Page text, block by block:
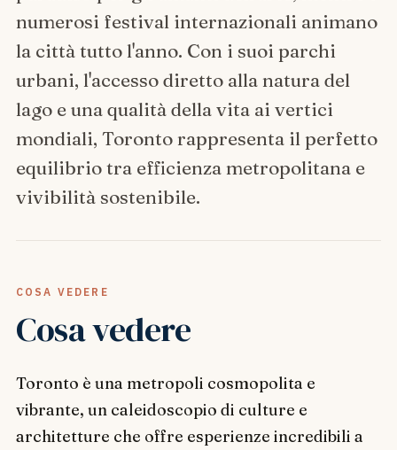
numerosi festival internazionali animano
la città tutto l'anno. Con i suoi parchi
urbani, l'accesso diretto alla natura del
lago e una qualità della vita ai vertici
mondiali, Toronto rappresenta il perfetto
equilibrio tra efficienza metropolitana e
vivibilità sostenibile.
COSA VEDERE
Cosa vedere
Toronto è una metropoli cosmopolita e
vibrante, un caleidoscopio di culture e
architetture che offre esperienze incredibili a